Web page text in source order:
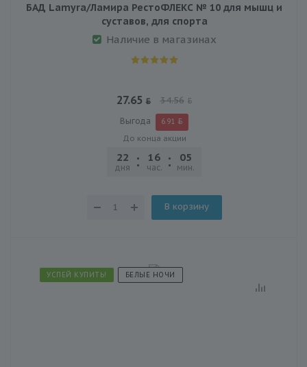
БАД Lamyra/Ламира РестоФЛЕКС № 10 для мышц и
суставов, для спорта
Наличие в магазинах
27.65 34.56
Выгода 6.91
До конца акции
22
дня
16
час.
05
мин.
В корзину
УСПЕЙ КУПИТЬ! БЕЛЫЕ НОЧИ